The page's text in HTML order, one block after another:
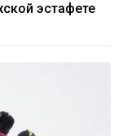
эстафете